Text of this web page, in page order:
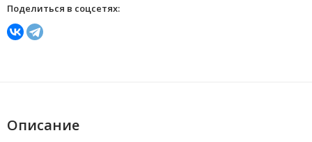
Поделиться в соцсетях:
Описание